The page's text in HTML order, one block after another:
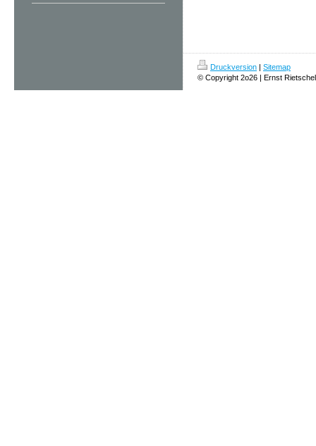
Druckversion | Sitemap
© Copyright 2o26 | Ernst